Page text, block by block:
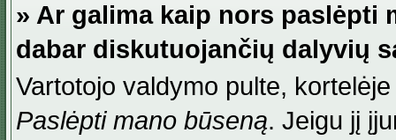
» Ar galima kaip nors paslėpti
dabar diskutuojančių dalyvių
Vartotojo valdymo pulte,
Paslėpti mano būseną. Jeigu jį